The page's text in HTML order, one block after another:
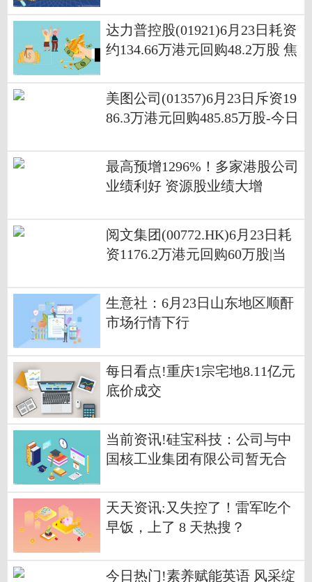
达力普控股(01921)6月23日耗资
约134.66万港元回购48.2万股 焦
美图公司(01357)6月23日斥资19
86.3万港元回购485.85万股-今日
最高预增1296%！多家港股公司
业绩利好 资源股业绩大增
阅文集团(00772.HK)6月23日耗
资1176.2万港元回购60万股|当
生意社：6月23日山东地区顺酐
市场行情下行
每日看点!重庆1宗宅地8.11亿元
底价成交
当前资讯!硅宝科技：公司与中
国核工业集团有限公司暂无合
天天资讯:又失控了！雷军吃个
早饭，上了 8 天热搜？
今日热门!素养赋能英语 风采绽